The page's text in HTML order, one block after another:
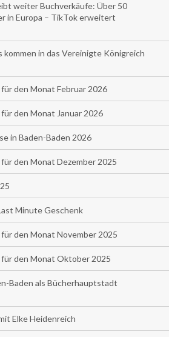
weiter Buchverkäufe: Über 50
in Europa – TikTok erweitert
in das Vereinigte Königreich
den Monat Februar 2026
den Monat Januar 2026
in Baden-Baden 2026
den Monat Dezember 2025
Minute Geschenk
den Monat November 2025
den Monat Oktober 2025
Baden als Bücherhauptstadt
Elke Heidenreich